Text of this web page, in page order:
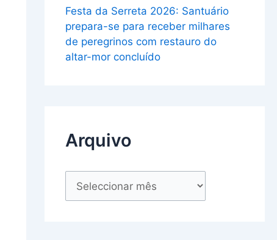
Festa da Serreta 2026: Santuário
prepara-se para receber milhares
de peregrinos com restauro do
altar-mor concluído
Arquivo